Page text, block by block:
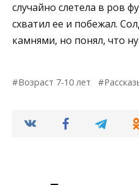
случайно слетела в ров
схватил ее и побежал.
камнями, но понял, что
Возраст 7-10 лет